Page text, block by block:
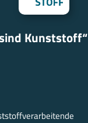
Kunststoff“